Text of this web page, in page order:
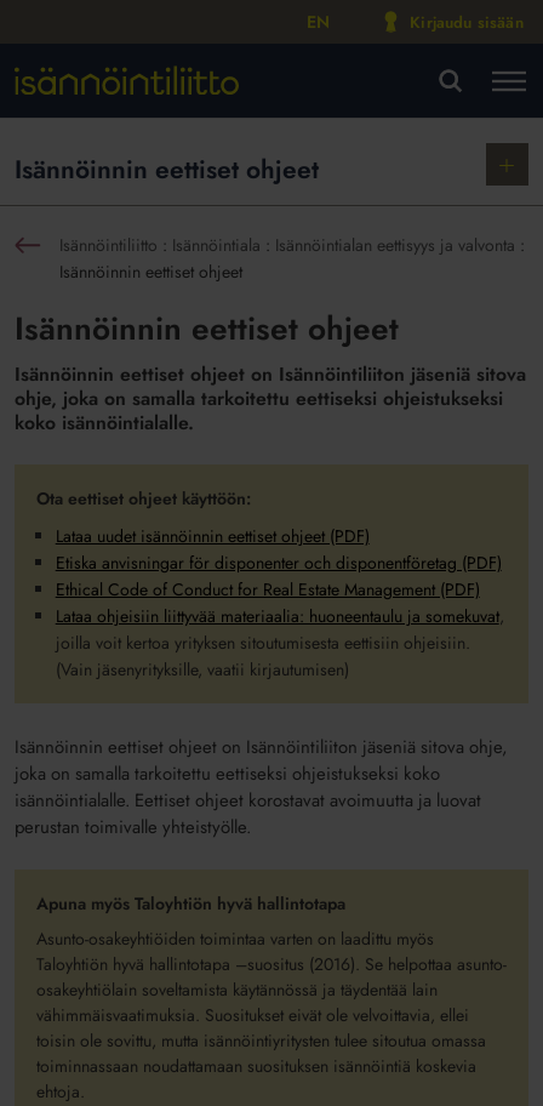
EN Kirjaudu sisään
Isännöinnin eettiset ohjeet
Näytä
Isännöintiliitto : Isännöintiala : Isännöintialan eettisyys ja valvonta :
Isännöinnin eettiset ohjeet
Isännöinnin eettiset ohjeet
Isännöinnin eettiset ohjeet on Isännöintiliiton jäseniä sitova
ohje, joka on samalla tarkoitettu eettiseksi ohjeistukseksi
koko isännöintialalle.
Ota eettiset ohjeet käyttöön:
Lataa uudet isännöinnin eettiset ohjeet (PDF)
Etiska anvisningar för disponenter och disponentföretag (PDF)
Ethical Code of Conduct for Real Estate Management (PDF)
Lataa ohjeisiin liittyvää materiaalia: huoneentaulu ja somekuvat,
joilla voit kertoa yrityksen sitoutumisesta eettisiin ohjeisiin.
(Vain jäsenyrityksille, vaatii kirjautumisen)
Isännöinnin eettiset ohjeet on Isännöintiliiton jäseniä sitova ohje,
joka on samalla tarkoitettu eettiseksi ohjeistukseksi koko
isännöintialalle. Eettiset ohjeet korostavat avoimuutta ja luovat
perustan toimivalle yhteistyölle.
Apuna myös Taloyhtiön hyvä hallintotapa
Asunto-osakeyhtiöiden toimintaa varten on laadittu myös
Taloyhtiön hyvä hallintotapa –suositus (2016). Se helpottaa asunto-
osakeyhtiölain soveltamista käytännössä ja täydentää lain
vähimmäisvaatimuksia. Suositukset eivät ole velvoittavia, ellei
toisin ole sovittu, mutta isännöintiyritysten tulee sitoutua omassa
toiminnassaan noudattamaan suosituksen isännöintiä koskevia
ehtoja.